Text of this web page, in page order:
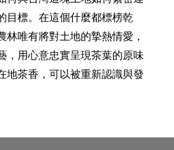
目標。在這個什麼都標榜乾
林唯有將對土地的摯熱情愛，
，用心意忠實呈現茶葉的原味
地茶香，可以被重新認識與發